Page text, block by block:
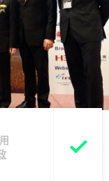
2014